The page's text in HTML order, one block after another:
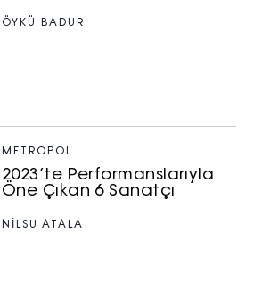
ÖYKÜ BADUR
METROPOL
2023’te Performanslarıyla
Öne Çıkan 6 Sanatçı
NILSU ATALA